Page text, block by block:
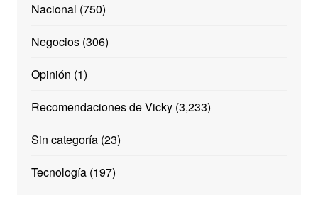
Nacional (750)
Negocios(306)
Opinión (1)
Recomendaciones de Vicky(3,233)
Sin categoría(23)
Tecnología(197)